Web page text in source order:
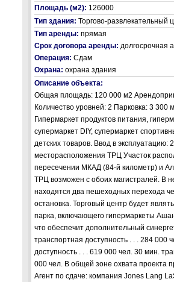
Площадь (м2): 126000
Тип здания: Торгово-развлекательный
Тип аренды: прямая
Срок договора аренды: долгосрочная
Операция: Сдам
Охрана: охрана здания
Описание объекта:
Общая площадь: 120 000 м2
Количество уровней: 2 Парковка: 3
Гипермаркет продуктов питания,
супермаркет DIY, супермаркет
детских товаров. Ввод в эксплуатацию:
месторасположения ТРЦ Участок
пересечении МКАД (84-й километр) и
ТРЦ возможен с обоих магистралей. В
находятся два пешеходных перехода
остановка. Торговый центр будет
парка, включающего гипермаркеты
что обеспечит дополнительный
транспортная доступность . . . 284 000
доступность . . . 619 000 чел. 30 мин.
000 чел. В общей зоне охвата проекта
Агент по сдаче: компания Jones Lang